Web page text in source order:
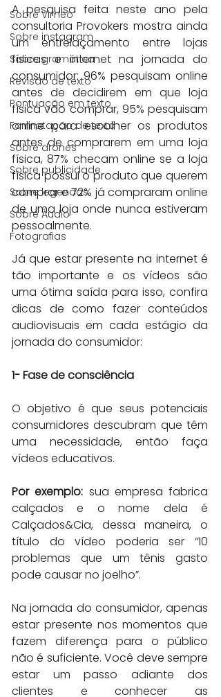
Sobre Vimeo
Sobre instagram
Sobre gramática
Revisão de texto
Pontuação em texto
Formatação de texto
Sobre drones
Sobre publicidade
Sobre legendas
Sobre Áudio
Fotografias
A pesquisa feita neste ano pela
consultoria Provokers mostra ainda
um entrelaçamento entre lojas
físicas e internet na jornada do
consumidor: 96% pesquisam online
antes de decidirem em que loja
física vão comprar, 95% pesquisam
online para escolher os produtos
antes de comprarem em uma loja
física, 87% checam online se a loja
física possui o produto que querem
comprar e 72% já compraram online
de uma loja onde nunca estiveram
pessoalmente.
Já que estar presente na internet é
tão importante e os vídeos são
uma ótima saída para isso, confira
dicas de como fazer conteúdos
audiovisuais em cada estágio da
jornada do consumidor:
1- Fase de consciência
O objetivo é que seus potenciais
consumidores descubram que têm
uma necessidade, então faça
vídeos educativos.
Por exemplo: sua empresa fabrica
calçados e o nome dela é
Calçados&Cia, dessa maneira, o
título do vídeo poderia ser “10
problemas que um tênis gasto
pode causar no joelho”.
Na jornada do consumidor, apenas
estar presente nos momentos que
fazem diferença para o público
não é suficiente. Você deve sempre
estar um passo adiante dos
clientes e conhecer as